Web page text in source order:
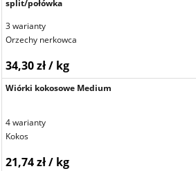
split/połówka
3 warianty
Orzechy nerkowca
34,30 zł / kg
Wiórki kokosowe Medium
4 warianty
Kokos
21,74 zł / kg